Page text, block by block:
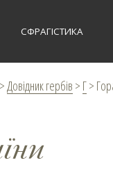
СФРАГІСТИКА
>Довідник гербів > Г>